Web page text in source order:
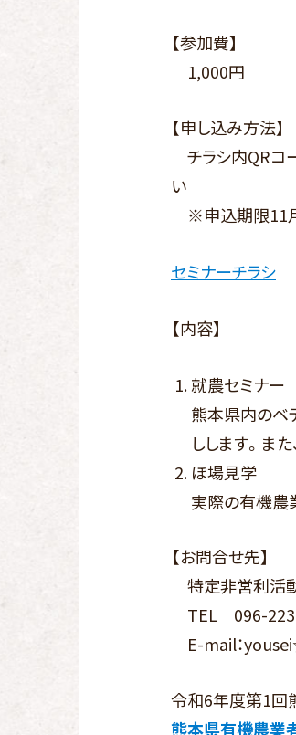
【参加費】
1,000円
【申し込み方法】
チラシ内QRコ
い
※申込期限11月
セミナーチラシ
【内容】
就農セミナー
熊本県内のベ
しします。ま
ほ場見学
実際の有機農
【お問合せ先】
特定非営利活
TEL 096-
E-mail：
令和6年度第1回
熊本県有機農業